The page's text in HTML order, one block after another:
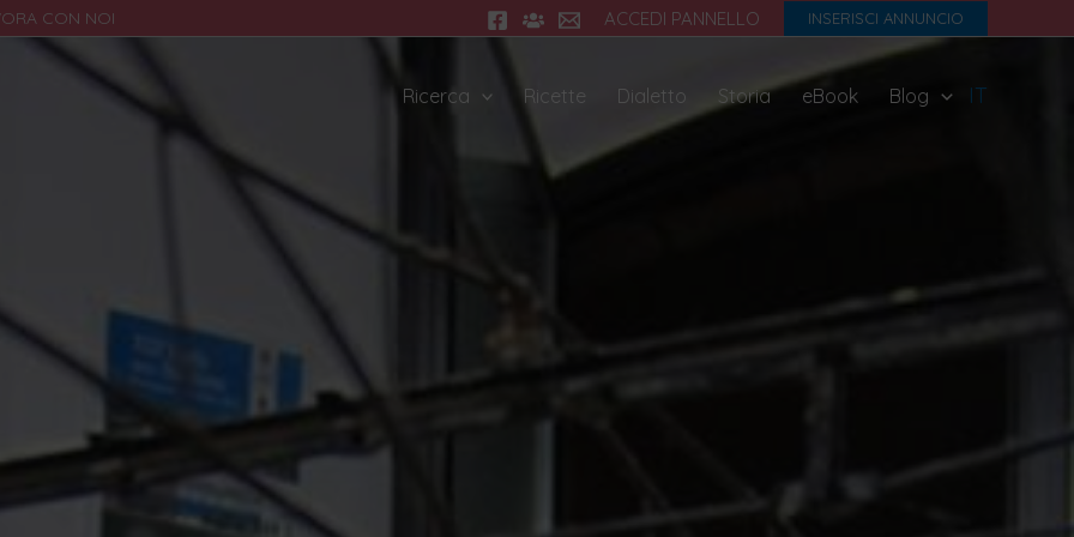
CON NOI ACCEDI PANNELLO INSERISCI ANNUNCIO
Ricerca Ricette Dialetto Storia eBook Blog IT